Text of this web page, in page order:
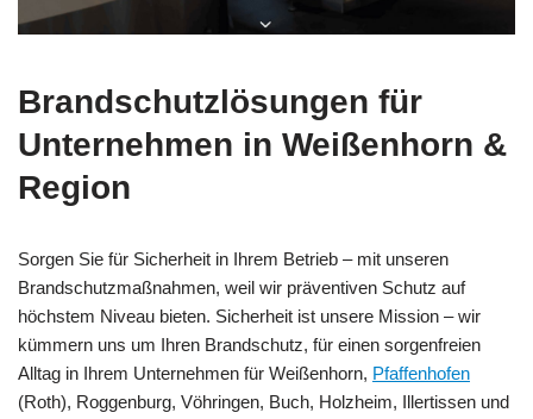
Brandschutzlösungen für
Unternehmen in Weißenhorn &
Region
Sorgen Sie für Sicherheit in Ihrem Betrieb – mit unseren
Brandschutzmaßnahmen, weil wir präventiven Schutz auf
höchstem Niveau bieten. Sicherheit ist unsere Mission – wir
kümmern uns um Ihren Brandschutz, für einen sorgenfreien
Alltag in Ihrem Unternehmen für Weißenhorn, Pfaffenhofen
(Roth), Roggenburg, Vöhringen, Buch, Holzheim, Illertissen und